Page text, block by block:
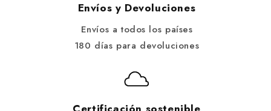
Envíos y Devoluciones
Envíos a todos los países
180 días para devoluciones